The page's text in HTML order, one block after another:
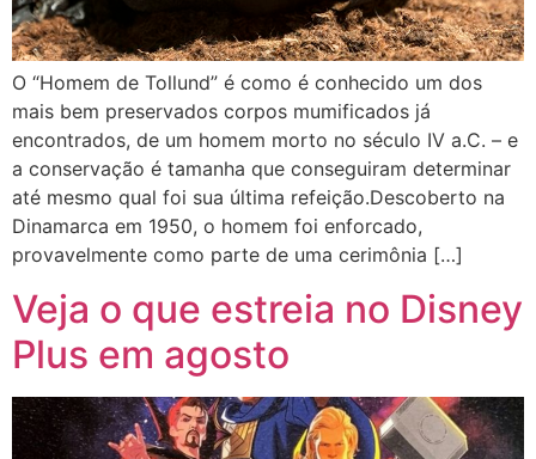
O “Homem de Tollund” é como é conhecido um dos
mais bem preservados corpos mumificados já
encontrados, de um homem morto no século IV a.C. – e
a conservação é tamanha que conseguiram determinar
até mesmo qual foi sua última refeição.Descoberto na
Dinamarca em 1950, o homem foi enforcado,
provavelmente como parte de uma cerimônia […]
Veja o que estreia no Disney
Plus em agosto